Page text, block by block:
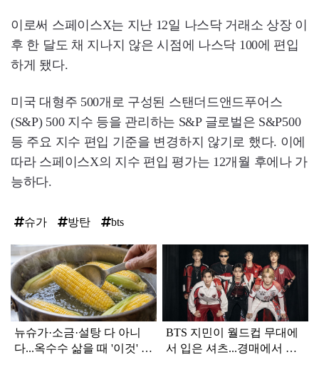
이로써 스페이스X는 지난 12일 나스닥 거래소 상장 이
후 한 달도 채 지나지 않은 시점에 나스닥 100에 편입
하게 됐다.
미국 대형주 500개로 구성된 스탠더드앤드푸어스
(S&P) 500 지수 등을 관리하는 S&P 글로벌은 S&P500
등 주요 지수 편입 기준을 변경하지 않기로 했다. 이에
따라 스페이스X의 지수 편입 평가는 12개월 후에나 가
능하다.
슈가 방탄 bts
탑
라
인
뉴슈가·소금·설탕 다 아니
다...옥수수 삶을 때 '이것' 넣
BTS 지민이 월드컵 무대에
서 입은 셔츠...경매에서 무